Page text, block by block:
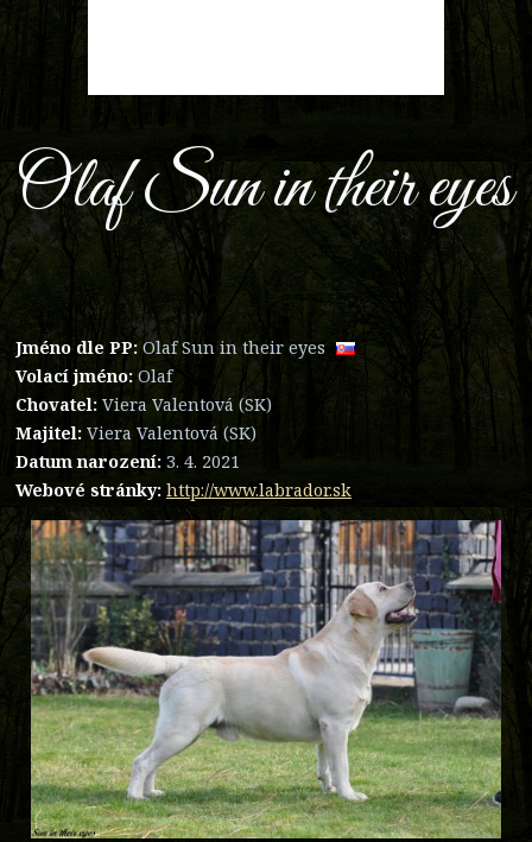
Olaf Sun in their eyes
Jméno dle PP:Olaf Sun in their eyes
Volací jméno: Olaf
Chovatel: Viera Valentová (SK)
Majitel: Viera Valentová (SK)
Datum narození: 3. 4. 2021
Webové stránky: http://www.labrador.sk